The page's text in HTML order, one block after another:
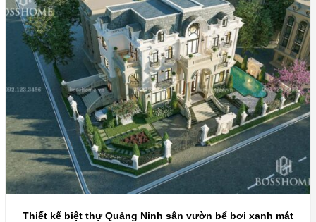
Thiết kế biệt thự Quảng Ninh sân vườn bể bơi xanh mát